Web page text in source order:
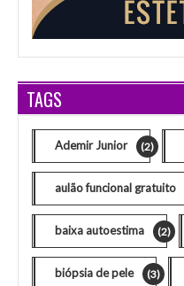
TAGS
Ademir Junior (2)
aulão funcional gratuito
baixa autoestima (2)
biópsia de pele (3)